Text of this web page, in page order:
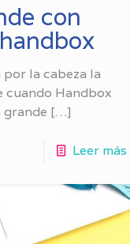
con
la cabeza la
cuando Handbox
grande […]
Leer más